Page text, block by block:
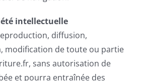
intellectuelle
diffusion,
modification de toute ou partie
sans autorisation de
et pourra entraînée des